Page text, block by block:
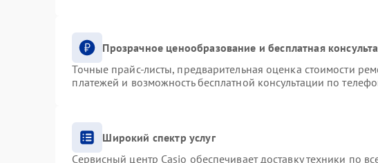
Прозрачное ценообразование и бесплатная
Точные прайс-листы, предварительная оценка стоимости
платежей и возможность бесплатной консультации по
Широкий спектр услуг
Сервисный центр Casio обеспечивает доставку техники по